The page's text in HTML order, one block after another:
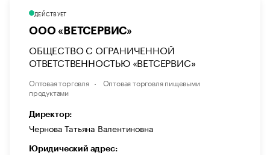
ДЕЙСТВУЕТ
ООО «ВЕТСЕРВИС»
ОБЩЕСТВО С ОГРАНИЧЕННОЙ
ОТВЕТСТВЕННОСТЬЮ «ВЕТСЕРВИС»
Оптовая торговля
Оптовая торговля пищевыми
продуктами
Директор:
Чернова Татьяна Валентиновна
Юридический адрес: